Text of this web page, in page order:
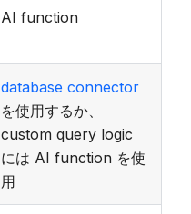
AI function
database connector
を使用するか、
custom query logic
には AI function を使
用